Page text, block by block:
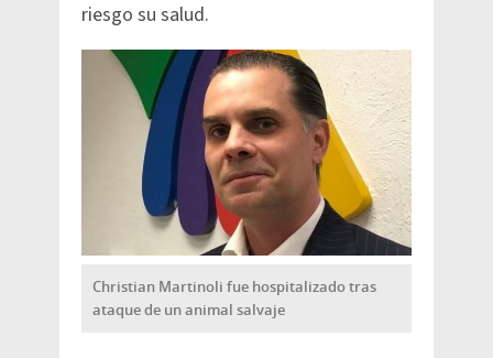
riesgo su salud.
Christian Martinoli fue hospitalizado tras
ataque de un animal salvaje